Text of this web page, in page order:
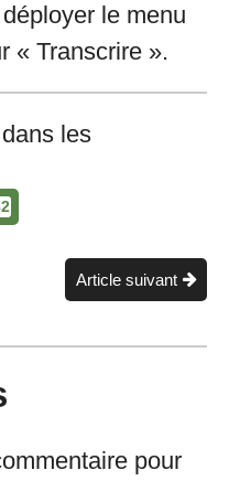
le menu
« Transcrire ».
les
Article suivant
pour